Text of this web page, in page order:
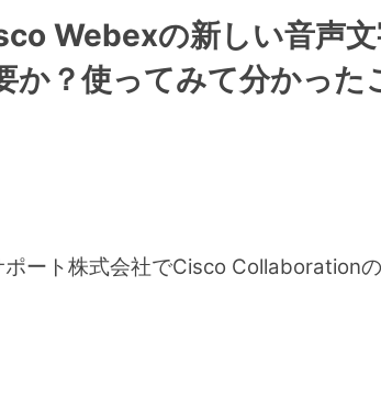
Webexの新しい音声
？使ってみて分かった
ート株式会社でCisco Collaboration